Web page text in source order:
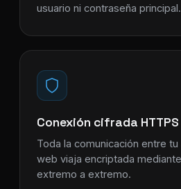
usuario ni contraseña principal.
Conexión cifrada HTTPS
Toda la comunicación entre
web viaja encriptada
extremo a extremo.